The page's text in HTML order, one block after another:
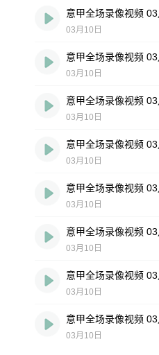
意甲全场录像视频
03月10日
意甲全场录像视频
03月10日
意甲全场录像视频
03月10日
意甲全场录像视频
03月10日
意甲全场录像视频
03月10日
意甲全场录像视频
03月10日
意甲全场录像视频
03月10日
意甲全场录像视频
03月10日